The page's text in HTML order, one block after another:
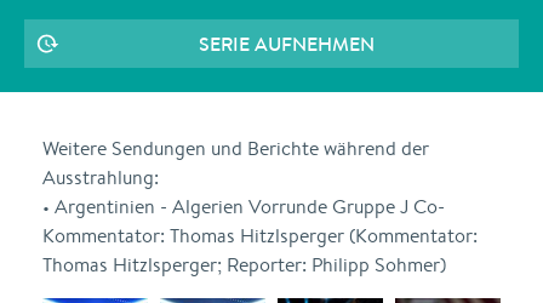
SERIE AUFNEHMEN
Weitere Sendungen und Berichte während der
Ausstrahlung:
• Argentinien - Algerien Vorrunde Gruppe J Co-
Kommentator: Thomas Hitzlsperger (Kommentator:
Thomas Hitzlsperger; Reporter: Philipp Sohmer)